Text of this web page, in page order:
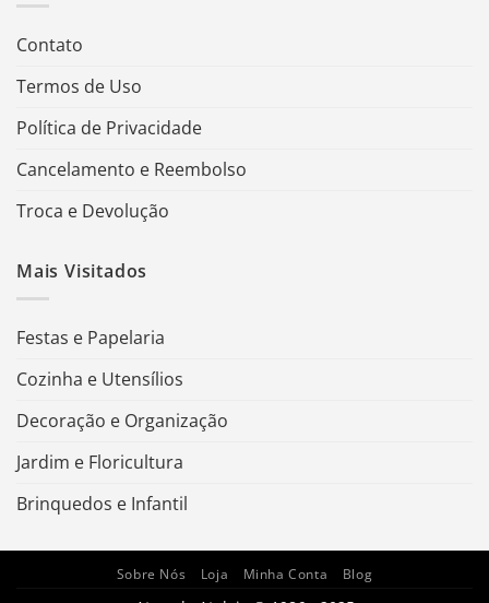
Contato
Termos de Uso
Política de Privacidade
Cancelamento e Reembolso
Troca e Devolução
Mais Visitados
Festas e Papelaria
Cozinha e Utensílios
Decoração e Organização
Jardim e Floricultura
Brinquedos e Infantil
Sobre Nós Loja Minha Conta Blog